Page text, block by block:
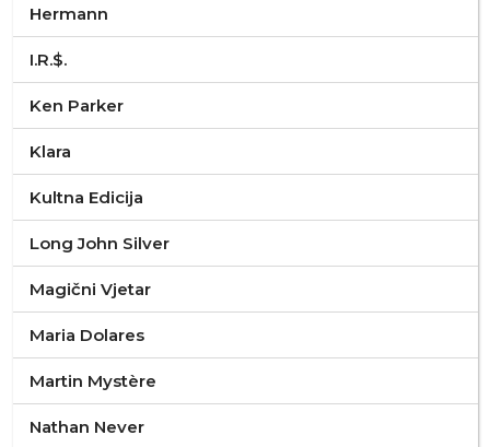
Hermann
I.R.$.
Ken Parker
Klara
Kultna Edicija
Long John Silver
Magični Vjetar
Maria Dolares
Martin Mystère
Nathan Never